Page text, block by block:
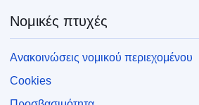
Νομικές πτυχές
Ανακοινώσεις νομικού περιεχομένου
Cookies